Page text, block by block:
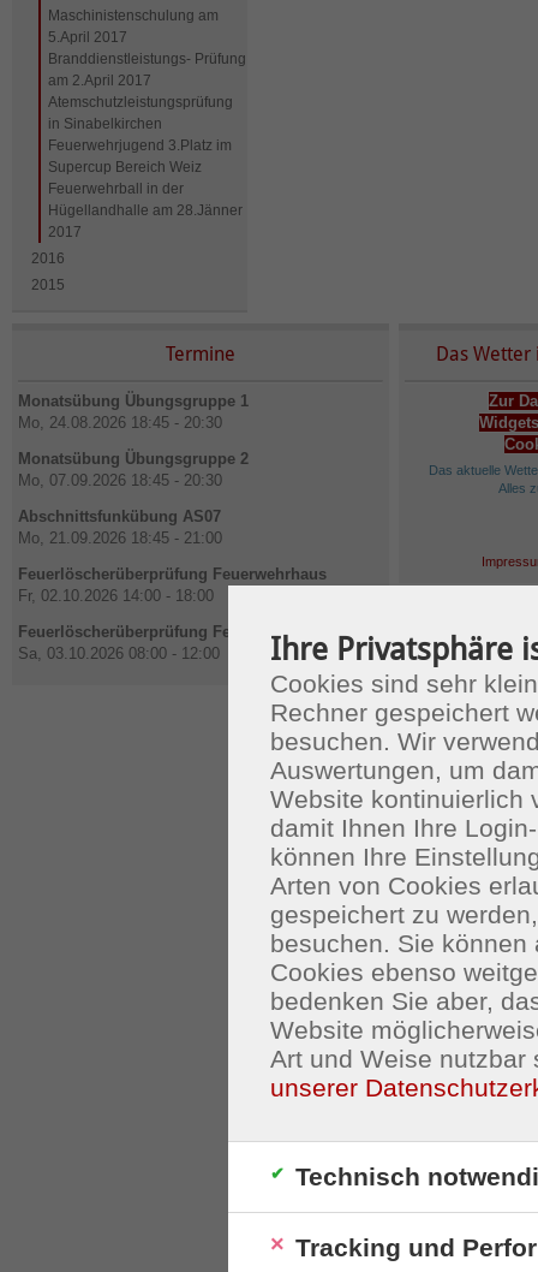
Maschinistenschulung am
5.April 2017
Branddienstleistungs- Prüfung
am 2.April 2017
Atemschutzleistungsprüfung
in Sinabelkirchen
Feuerwehrjugend 3.Platz im
Supercup Bereich Weiz
Feuerwehrball in der
Hügellandhalle am 28.Jänner
2017
2016
2015
Termine
Monatsübung Übungsgruppe 1
Mo, 24.08.2026 18:45 - 20:30
Monatsübung Übungsgruppe 2
Mo, 07.09.2026 18:45 - 20:30
Abschnittsfunkübung AS07
Mo, 21.09.2026 18:45 - 21:00
Feuerlöscherüberprüfung Feuerwehrhaus
Fr, 02.10.2026 14:00 - 18:00
Feuerlöscherüberprüfung Feuerwehrhaus
Sa, 03.10.2026 08:00 - 12:00
Das Wetter
Zur
Das aktuelle
Alles
Ihre Privatsphäre
Cookies sind sehr
Rechner gespeichert
besuchen. Wir
Auswertungen, um
Website kontinuierlich
damit Ihnen Ihre
können Ihre
Arten von Cookies
gespeichert zu
besuchen. Sie
Cookies ebenso
bedenken Sie aber,
Website
Art und Weise nutzbar
unserer
Technisch
Tracking und